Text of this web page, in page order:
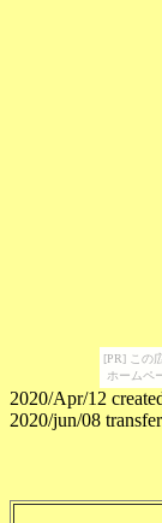
[PR] この
ホームペ
2020/Apr/12
2020/jun/08